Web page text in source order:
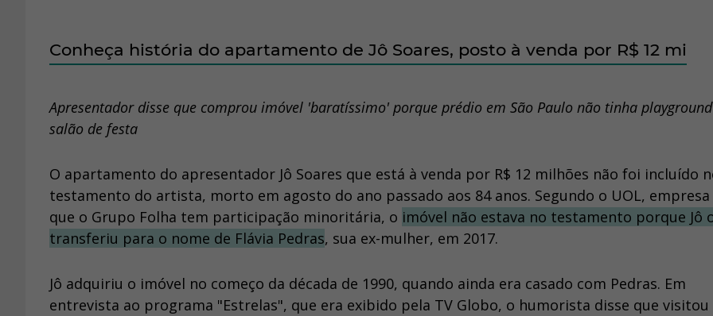
Conheça história do apartamento de Jô Soares, posto à venda por R$ 12 mi
Apresentador disse que comprou imóvel 'baratíssimo' porque prédio em São Paulo não tinha
salão de festa
O apartamento do apresentador Jô Soares que está à venda por R$ 12 milhões não foi incluído
testamento do artista, morto em agosto do ano passado aos 84 anos. Segundo o UOL,
que o Grupo Folha tem participação minoritária, o imóvel não estava no testamento porque Jô
transferiu para o nome de Flávia Pedras, sua ex-mulher, em 2017.
Jô adquiriu o imóvel no começo da década de 1990, quando ainda era casado com Pedras. Em
entrevista ao programa "Estrelas", que era exibido pela TV Globo, o humorista disse que visitou